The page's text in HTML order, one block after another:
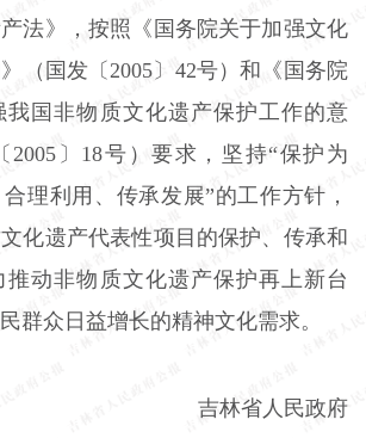
法》，按照《国务院关于加强文化
（国发〔2005〕42号）和《国务院
我国非物质文化遗产保护工作的意
2005〕18号）要求，坚持“保护为
理利用、传承发展”的工作方针，
化遗产代表性项目的保护、传承和
推动非物质文化遗产保护再上新台
群众日益增长的精神文化需求。
吉林省人民政府